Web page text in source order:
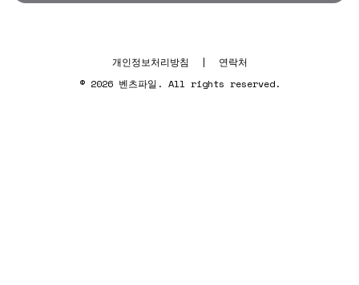
개인정보처리방침 |
연락처
© 2026 벤츠파일. All rights reserved.